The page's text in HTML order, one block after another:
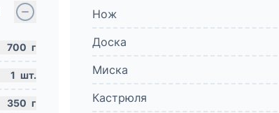
700 г
1 шт.
350 г
Нож
Доска
Миска
Кастрюля